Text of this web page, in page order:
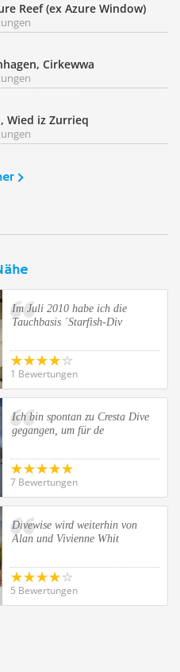
Reef (ex Azure Window)
Cirkewwa
Wied iz Zurrieq
Im Juli 2010 habe ich die
Tauchbasis ´Starfish-Div
1 Bewertungen
Ich bin spontan zu Cresta Dive
gegangen, um für de
7 Bewertungen
Divewise wird weiterhin von
Alan und Vivienne Whit
5 Bewertungen